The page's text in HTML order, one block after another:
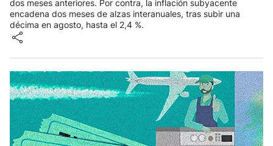
dos meses anteriores. Por contra, la inflación subyacente
encadena dos meses de alzas interanuales, tras subir una
décima en agosto, hasta el 2,4 %.